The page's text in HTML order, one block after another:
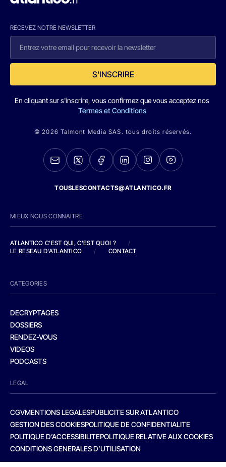
RECEVEZ NOTRE NEWSLETTER
S'INSCRIRE
En cliquant sur s'inscrire, vous confirmez que vous acceptez nos
Termes et Conditions
© 2026 Talmont Media SAS. tous droits réservés.
TOUSLESCONTACTS@ATLANTICO.FR
MIEUX NOUS CONNAITRE
ATLANTICO C'EST QUI, C'EST QUOI ?
/
LE RESEAU D'ATLANTICO
/ CONTACT
CATEGORIES
DECRYPTAGES
DOSSIERS
RENDEZ-VOUS
VIDEOS
PODCASTS
LEGAL
CGVMENTIONS LEGALESPUBLICITE SUR ATLANTICO
GESTION DES COOKIESPOLITIQUE DE CONFIDENTIALITE
POLITIQUE D’ACCESSIBILITEPOLITIQUE RELATIVE AUX COOKIES
CONDITIONS GENERALES D’UTILISATION